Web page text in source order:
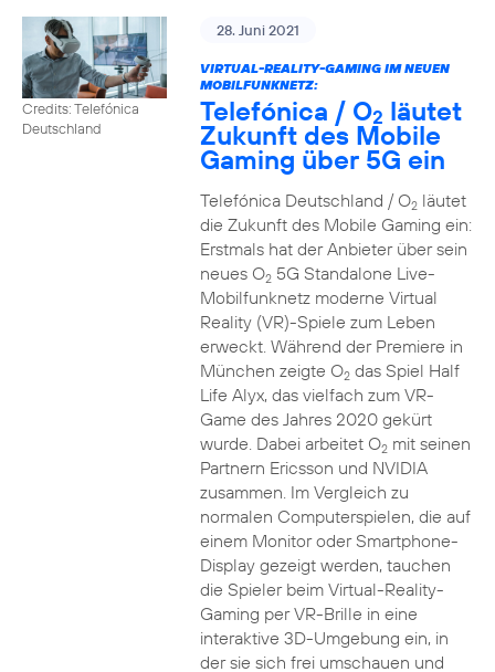
Credits: Telefónica
Deutschland
28. Juni 2021
VIRTUAL-REALITY-GAMING IM NEUEN
MOBILFUNKNETZ:
Telefónica / O2 läutet
Zukunft des Mobile
Gaming über 5G ein
Telefónica Deutschland / O2läutet
die Zukunft des Mobile Gaming ein:
Erstmals hat der Anbieter über sein
neues O25G Standalone Live-
Mobilfunknetz moderne Virtual
Reality (VR)-Spiele zum Leben
erweckt. Während der Premiere in
München zeigte O2das Spiel Half
Life Alyx, das vielfach zum VR-
Game des Jahres 2020 gekürt
wurde. Dabei arbeitet O2mit seinen
Partnern Ericsson und NVIDIA
zusammen. Im Vergleich zu
normalen Computerspielen, die auf
einem Monitor oder Smartphone-
Display gezeigt werden, tauchen
die Spieler beim Virtual-Reality-
Gaming per VR-Brille in eine
interaktive 3D-Umgebung ein, in
der sie sich frei umschauen und